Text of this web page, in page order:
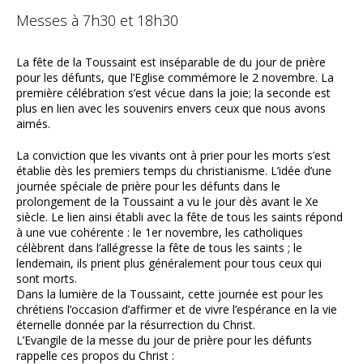
Messes à 7h30 et 18h30
La fête de la Toussaint est inséparable de du jour de prière
pour les défunts, que l’Eglise commémore le 2 novembre. La
première célébration s’est vécue dans la joie; la seconde est
plus en lien avec les souvenirs envers ceux que nous avons
aimés.
La conviction que les vivants ont à prier pour les morts s’est
établie dès les premiers temps du christianisme. L’idée d’une
journée spéciale de prière pour les défunts dans le
prolongement de la Toussaint a vu le jour dès avant le Xe
siècle. Le lien ainsi établi avec la fête de tous les saints répond
à une vue cohérente : le 1er novembre, les catholiques
célèbrent dans l’allégresse la fête de tous les saints ; le
lendemain, ils prient plus généralement pour tous ceux qui
sont morts.
Dans la lumière de la Toussaint, cette journée est pour les
chrétiens l’occasion d’affirmer et de vivre l’espérance en la vie
éternelle donnée par la résurrection du Christ.
L’Evangile de la messe du jour de prière pour les défunts
rappelle ces propos du Christ :